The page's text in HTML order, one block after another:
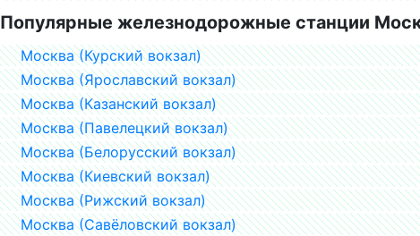
Популярные железнодорожные станции
Москва (Курский вокзал)
Москва (Ярославский вокзал)
Москва (Казанский вокзал)
Москва (Павелецкий вокзал)
Москва (Белорусский вокзал)
Москва (Киевский вокзал)
Москва (Рижский вокзал)
Москва (Савёловский вокзал)